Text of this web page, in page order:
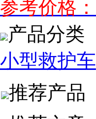
参考价格：
产品分类
小型救护车
推荐产品